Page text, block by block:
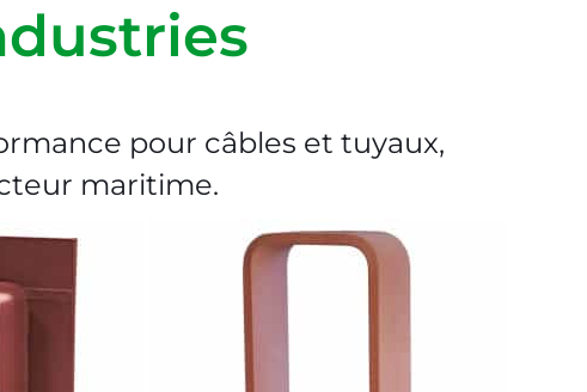
pour câbles et tuyaux,
maritime.